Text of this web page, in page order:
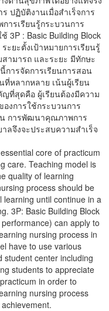
ปฏิบัติงานเมื่อสำเร็จการ
รเรียนรู้กระบวนการ
3P : Basic Building Block
ะยะตั้งเป้าหมายการเรียนรู้
ามารถ และระยะ มีทักษะ
การจัดการเรียนการสอน
ที่หลากหลาย เน้นผู้เรียน
ที่สุดคือ ผู้เรียนต้องมีความ
งการใช้กระบวนการ
การพัฒนาคุณภาพการ
ลจึงจะประสบความสำเร็จ
core of practicum
care. Teaching model is
quality of learning
process should be
learning until continue in a
3P: Basic Building Block
can apply to
nursing process in
have to use various
student center including
students to appreciate
in order to
nursing process